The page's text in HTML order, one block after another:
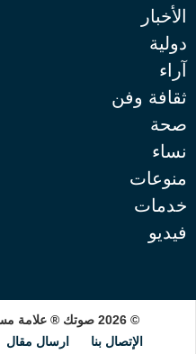
الأخبار
دولية
آراء
ثقافة وفن
صحة
نساء
منوعات
خدمات
فيديو
© 2026 صوتك ® علامة مسجلة، جميع الحقوق محفوظة.
الإتصال بنا
ارسال مقال